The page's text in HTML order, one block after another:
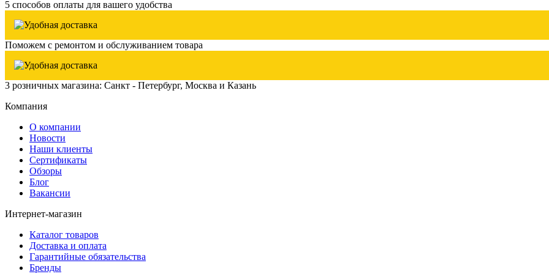
5 способов оплаты для вашего удобства
Поможем с ремонтом и обслуживанием товара
3 розничных магазина: Санкт - Петербург, Москва и Казань
Компания
О компании
Новости
Наши клиенты
Сертификаты
Обзоры
Блог
Вакансии
Интернет-магазин
Каталог товаров
Доставка и оплата
Гарантийные обязательства
Бренды